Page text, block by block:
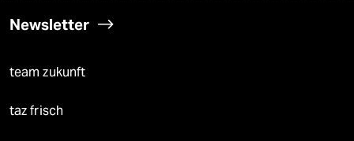
Newsletter
team zukunft
taz frisch